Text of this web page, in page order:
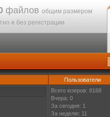
файлов общим размером
и без регистрации
Пользователи
Всего юзеров: 8168
Вчера: 0
За сегодня: 1
За неделю: 11